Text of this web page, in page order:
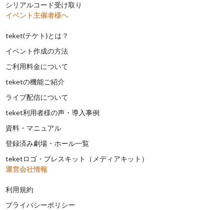
シリアルコード受け取り
イベント主催者様へ
teket(テケト)とは？
イベント作成の方法
ご利用料金について
teketの機能ご紹介
ライブ配信について
teket利用者様の声・導入事例
資料・マニュアル
登録済み劇場・ホール一覧
teketロゴ・プレスキット（メディアキット）
運営会社情報
利用規約
プライバシーポリシー